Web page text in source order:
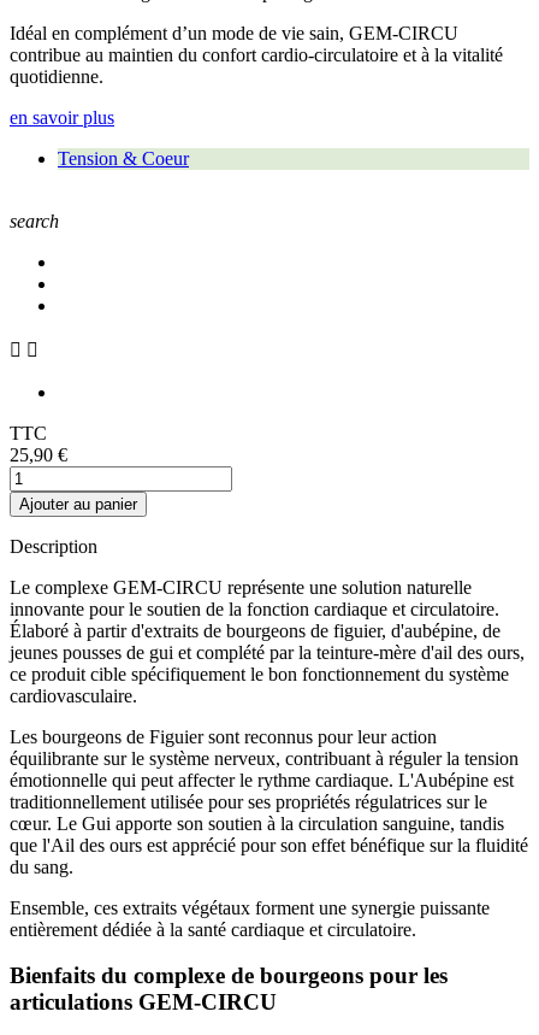
Idéal en complément d’un mode de vie sain, GEM-CIRCU
contribue au maintien du confort cardio-circulatoire et à la vitalité
quotidienne.
en savoir plus
Tension & Coeur
search
 
TTC
25,90 €
Ajouter au panier
Description
Le complexe GEM-CIRCU représente une solution naturelle
innovante pour le soutien de la fonction cardiaque et circulatoire.
Élaboré à partir d'extraits de bourgeons de figuier, d'aubépine, de
jeunes pousses de gui et complété par la teinture-mère d'ail des ours,
ce produit cible spécifiquement le bon fonctionnement du système
cardiovasculaire.
Les bourgeons de Figuier sont reconnus pour leur action
équilibrante sur le système nerveux, contribuant à réguler la tension
émotionnelle qui peut affecter le rythme cardiaque. L'Aubépine est
traditionnellement utilisée pour ses propriétés régulatrices sur le
cœur. Le Gui apporte son soutien à la circulation sanguine, tandis
que l'Ail des ours est apprécié pour son effet bénéfique sur la fluidité
du sang.
Ensemble, ces extraits végétaux forment une synergie puissante
entièrement dédiée à la santé cardiaque et circulatoire.
Bienfaits du complexe de bourgeons pour les
articulations GEM-CIRCU